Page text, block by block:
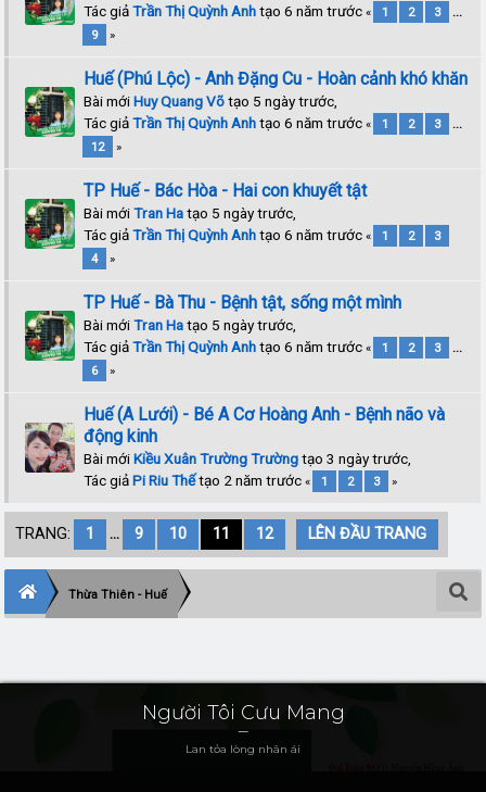
Tác giảTrần Thị Quỳnh Anhtạo 6 năm trước« 1 2 3
...
9
»
Huế (Phú Lộc) - Anh Đặng Cu - Hoàn cảnh khó khăn
Bài mớiHuy Quang Võtạo 5 ngày trước,
Tác giảTrần Thị Quỳnh Anhtạo 6 năm trước« 1 2 3
...
12
»
TP Huế - Bác Hòa - Hai con khuyết tật
Bài mớiTran Hatạo 5 ngày trước,
Tác giảTrần Thị Quỳnh Anhtạo 6 năm trước« 1 2
3
4
»
TP Huế - Bà Thu - Bệnh tật, sống một mình
Bài mớiTran Hatạo 5 ngày trước,
Tác giảTrần Thị Quỳnh Anhtạo 6 năm trước« 1 2 3
...
6
»
Huế (A Lưới) - Bé A Cơ Hoàng Anh - Bệnh não và
động kinh
Bài mớiKiều Xuân Trường Trườngtạo 3 ngày trước,
Tác giảPi Riu Thếtạo 2 năm trước« 1 2 3 »
TRANG: 1 ... 9 10 11 12 LÊN ĐẦU TRANG
Thừa Thiên - Huế
Người Tôi Cưu Mang
Lan tỏa lòng nhân ái